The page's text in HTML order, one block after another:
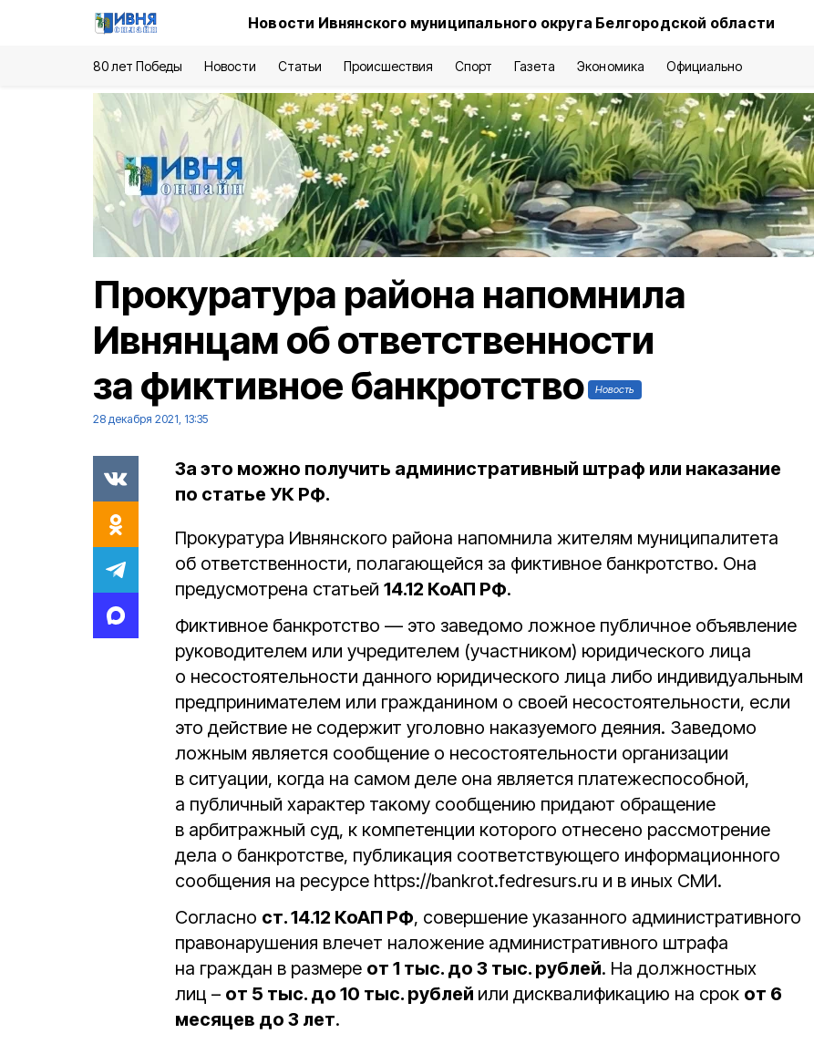
Новости Ивнянского муниципального округа Белгородской области
80 лет Победы Новости Статьи Происшествия Спорт Газета Экономика Официально
Прокуратура района напомнила
Ивнянцам об ответственности
за фиктивное банкротство
Новость
28 декабря 2021, 13:35
За это можно получить административный штраф или наказание
по статье УК РФ.
Прокуратура Ивнянского района напомнила жителям муниципалитета
об ответственности, полагающейся за фиктивное банкротство. Она
предусмотрена статьей 14.12 КоАП РФ.
Фиктивное банкротство — это заведомо ложное публичное объявление
руководителем или учредителем (участником) юридического лица
о несостоятельности данного юридического лица либо индивидуальным
предпринимателем или гражданином о своей несостоятельности, если
это действие не содержит уголовно наказуемого деяния. Заведомо
ложным является сообщение о несостоятельности организации
в ситуации, когда на самом деле она является платежеспособной,
а публичный характер такому сообщению придают обращение
в арбитражный суд, к компетенции которого отнесено рассмотрение
дела о банкротстве, публикация соответствующего информационного
сообщения на ресурсе https://bankrot.fedresurs.ru и в иных СМИ.
Согласно ст. 14.12 КоАП РФ, совершение указанного административного
правонарушения влечет наложение административного штрафа
на граждан в размере от 1 тыс. до 3 тыс. рублей. На должностных
лиц – от 5 тыс. до 10 тыс. рублей или дисквалификацию на срок от 6
месяцев до 3 лет.